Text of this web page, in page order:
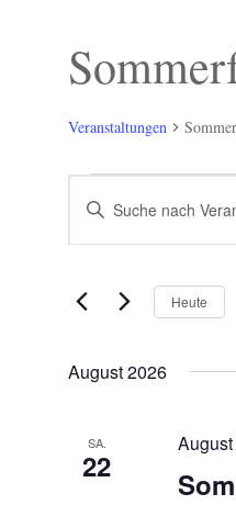
Veranstaltungen
Veranstaltungen
Veranstaltungen
Suche
und
Ansichten,
Bitte
Schlüsselwort
Veranstaltungen
Schlüsselwort.
Heute
August 2026
SA.
22